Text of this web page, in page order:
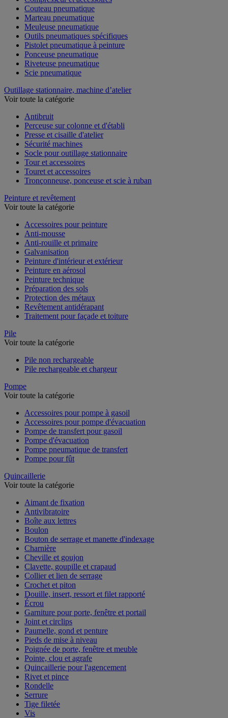
Couteau pneumatique
Marteau pneumatique
Meuleuse pneumatique
Outils pneumatiques spécifiques
Pistolet pneumatique à peinture
Ponceuse pneumatique
Riveteuse pneumatique
Scie pneumatique
Outillage stationnaire, machine d’atelier
Voir toute la catégorie
Antibruit
Perceuse sur colonne et d'établi
Presse et cisaille d'atelier
Sécurité machines
Socle pour outillage stationnaire
Tour et accessoires
Touret et accessoires
Tronçonneuse, ponceuse et scie à ruban
Peinture et revêtement
Voir toute la catégorie
Accessoires pour peinture
Anti-mousse
Anti-rouille et primaire
Galvanisation
Peinture d'intérieur et extérieur
Peinture en aérosol
Peinture technique
Préparation des sols
Protection des métaux
Revêtement antidérapant
Traitement pour façade et toiture
Pile
Voir toute la catégorie
Pile non rechargeable
Pile rechargeable et chargeur
Pompe
Voir toute la catégorie
Accessoires pour pompe à gasoil
Accessoires pour pompe d'évacuation
Pompe de transfert pour gasoil
Pompe d'évacuation
Pompe pneumatique de transfert
Pompe pour fût
Quincaillerie
Voir toute la catégorie
Aimant de fixation
Antivibratoire
Boîte aux lettres
Boulon
Bouton de serrage et manette d'indexage
Charnière
Cheville et goujon
Clavette, goupille et crapaud
Collier et lien de serrage
Crochet et piton
Douille, insert, ressort et filet rapporté
Écrou
Garniture pour porte, fenêtre et portail
Joint et circlips
Paumelle, gond et penture
Pieds de mise à niveau
Poignée de porte, fenêtre et meuble
Pointe, clou et agrafe
Quincaillerie pour l'agencement
Rivet et pince
Rondelle
Serrure
Tige filetée
Vis